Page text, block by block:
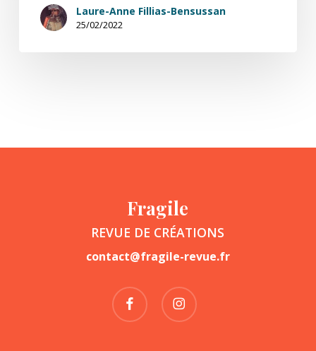
Laure-Anne Fillias-Bensussan
25/02/2022
Fragile
REVUE DE CRÉATIONS
contact@fragile-revue.fr
facebook instagram